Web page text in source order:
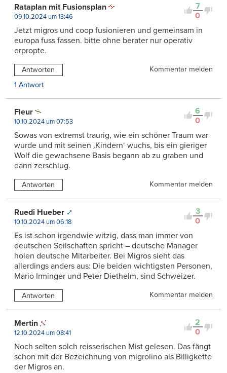
7
0
Rataplan mit Fusionsplan
09.10.2024 um 13:46
Jetzt migros und coop fusionieren und gemeinsam in
europa fuss fassen. bitte ohne berater nur operativ
erpropte.
Antworten
Kommentar melden
1 Antwort
6
0
Fleur
10.10.2024 um 07:53
Sowas von extremst traurig, wie ein schöner Traum war
wurde und mit seinen ‚Kindern‘ wuchs, bis ein gieriger
Wolf die gewachsene Basis begann ab zu graben und
dann zerschlug.
Antworten Kommentar melden
3
0
Ruedi Hueber
10.10.2024 um 06:18
Es ist schon irgendwie witzig, dass man immer von
deutschen Seilschaften spricht – deutsche Manager
holen deutsche Mitarbeiter. Bei Migros sieht das
allerdings anders aus: Die beiden wichtigsten Personen,
Mario Irminger und Peter Diethelm, sind Schweizer.
Antworten Kommentar melden
2
0
Mertin
12.10.2024 um 08:41
Noch selten solch reisserischen Mist gelesen. Das fängt
schon mit der Bezeichnung von migrolino als Billigkette
der Migros an.